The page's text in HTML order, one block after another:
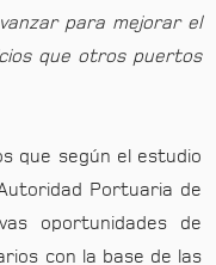
para mejorar el
que otros puertos
que según el estudio
Portuaria de
oportunidades de
con la base de las